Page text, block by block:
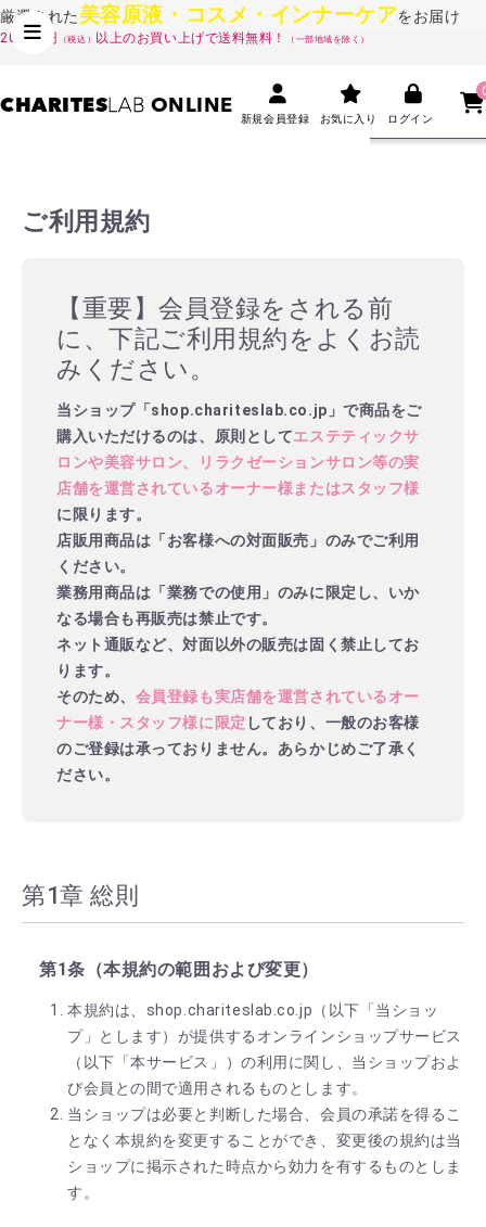
厳選された 美容原液・コスメ・インナーケアをお届け
20,000円 （税込） 以上のお買い上げで送料無料！ （一部地域を除く）
CHARITESLAB ONLINE
新規会員登録 お気に入り ログイン
ご利用規約
【重要】会員登録をされる前
に、下記ご利用規約をよくお読
みください。
当ショップ「shop.chariteslab.co.jp」で商品をご
購入いただけるのは、原則としてエステティックサ
ロンや美容サロン、リラクゼーションサロン等の実
店舗を運営されているオーナー様またはスタッフ様
に限ります。
店販用商品は「お客様への対面販売」のみでご利用
ください。
業務用商品は「業務での使用」のみに限定し、いか
なる場合も再販売は禁止です。
ネット通販など、対面以外の販売は固く禁止してお
ります。
そのため、 会員登録も実店舗を運営されているオー
ナー様・スタッフ様に限定 しており、一般のお客様
のご登録は承っておりません。あらかじめご了承く
ださい。
第1章 総則
第1条（本規約の範囲および変更）
本規約は、shop.chariteslab.co.jp（以下「当ショッ
プ」とします）が提供するオンラインショップサービス
（以下「本サービス」）の利用に関し、当ショップおよ
び会員との間で適用されるものとします。
当ショップは必要と判断した場合、会員の承諾を得るこ
となく本規約を変更することができ、変更後の規約は当
ショップに掲示された時点から効力を有するものとしま
す。